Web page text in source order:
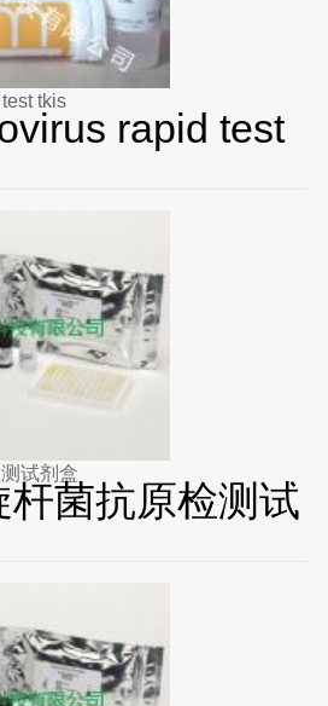
tkis
rapid test
试剂盒
杆菌抗原检测试